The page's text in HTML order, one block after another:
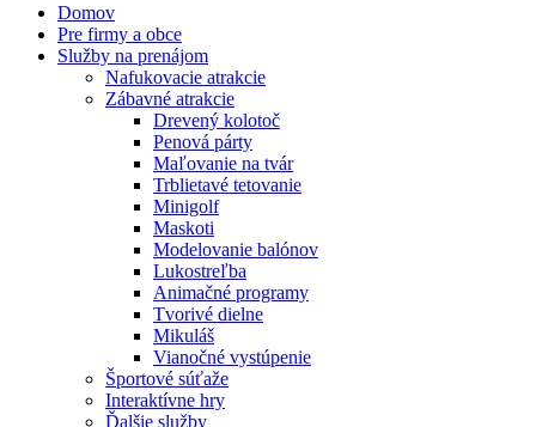
Domov
Pre firmy a obce
Služby na prenájom
Nafukovacie atrakcie
Zábavné atrakcie
Drevený kolotoč
Penová párty
Maľovanie na tvár
Trblietavé tetovanie
Minigolf
Maskoti
Modelovanie balónov
Lukostreľba
Animačné programy
Tvorivé dielne
Mikuláš
Vianočné vystúpenie
Športové súťaže
Interaktívne hry
Ďalšie služby